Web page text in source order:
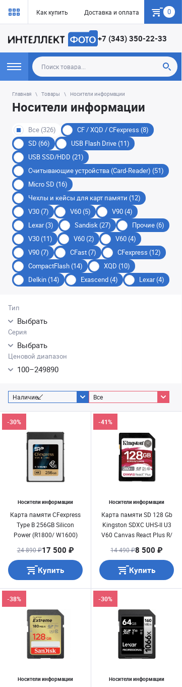
Как купить Доставка и оплата Гарантия
0
+7 (343) 350-22-33
Главная Товары Носители информации
Носители информации
Все (326)
CF / XQD / CFexpress (8)
SD (66)
USB Flash Drive (11)
USB SSD/HDD (21)
Считывающие устройства (Card-Reader) (51)
Micro SD (16)
Чехлы и кейсы для карт памяти (12)
V30 (7)
V60 (5)
V90 (4)
Lexar (3)
Sandisk (27)
Прочие (6)
V30 (11)
V60 (2)
V60 (4)
V90 (7)
CFast (7)
CFexpress (12)
CompactFlash (14)
XQD (10)
Delkin (14)
Exascend (4) Lexar (4)
Тип
Выбрать
Серия
Выбрать
Ценовой диапазон
100–249890
Наличие Все
Носители информации
Карта памяти CFexpress
Type B 256GB Silicon
Power (R1800/ W1600)
-30%
24 890 ₽17 500 ₽
Купить
Носители информации
Карта памяти SD 128 Gb
Kingston SDXC UHS-II U3
V60 Canvas React Plus R/
(SDR2V6/ 128GB)
-41%
14 490 ₽8 500 ₽
Купить
Носители информации
-38%
Носители информации
-30%